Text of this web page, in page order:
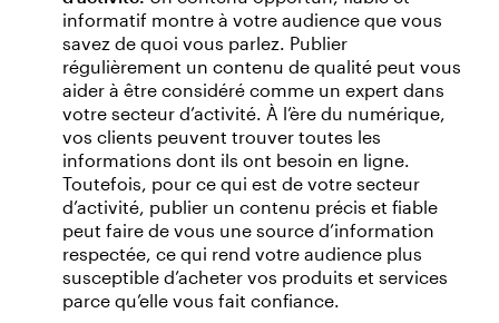
informatif montre à votre audience que vous
savez de quoi vous parlez. Publier
régulièrement un contenu de qualité peut vous
aider à être considéré comme un expert dans
votre secteur d’activité. À l’ère du numérique,
vos clients peuvent trouver toutes les
informations dont ils ont besoin en ligne.
Toutefois, pour ce qui est de votre secteur
d’activité, publier un contenu précis et fiable
peut faire de vous une source d’information
respectée, ce qui rend votre audience plus
susceptible d’acheter vos produits et services
parce qu’elle vous fait confiance.